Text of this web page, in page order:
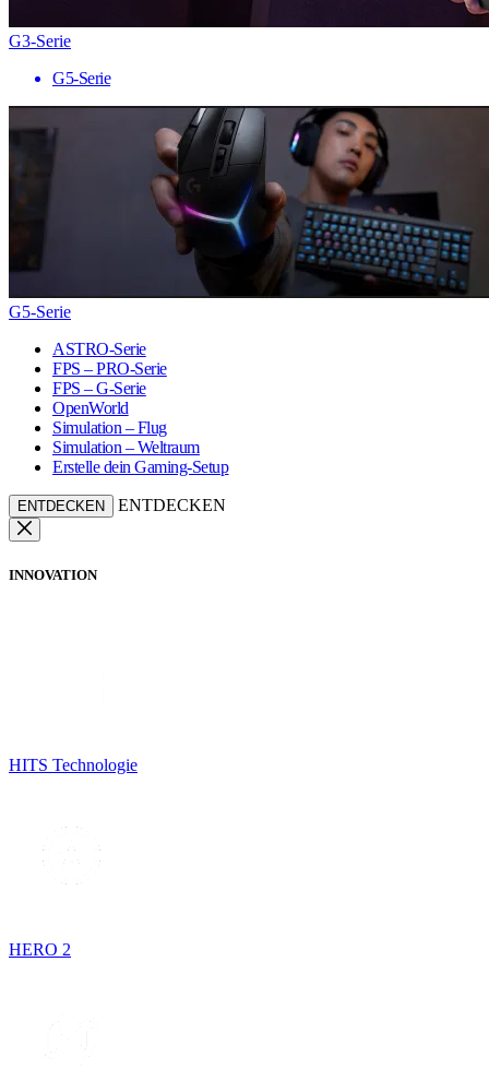
G3-Serie
G5-Serie
G5-Serie
ASTRO-Serie
FPS – PRO-Serie
FPS – G-Serie
OpenWorld
Simulation – Flug
Simulation – Weltraum
Erstelle dein Gaming-Setup
ENTDECKEN ENTDECKEN
INNOVATION
HITS Technologie
HERO 2